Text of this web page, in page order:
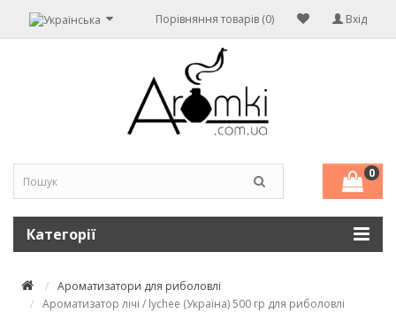
Вхід
Порівняння товарів (0)
0
Категорії
Ароматизатори для риболовлі
Ароматизатор лічі / lychee (Україна) 500 гр для риболовлі